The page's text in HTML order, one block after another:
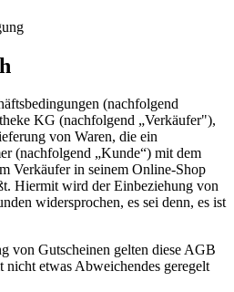
(nachfolgend
KG (nachfolgend „Verkäufer"),
von Waren, die ein
(nachfolgend „Kunde“) mit dem
Verkäufer in seinem Online-Shop
Hiermit wird der Einbeziehung von
widersprochen, es sei denn, es ist
von Gutscheinen gelten diese AGB
nicht etwas Abweichendes geregelt